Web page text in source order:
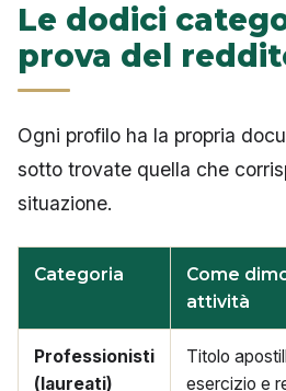
Le dodici
prova del
Ogni profilo ha la propria
sotto trovate quella che
situazione.
Categoria
Come
attività
Professionisti
(laureati)
Titolo
esercizio e